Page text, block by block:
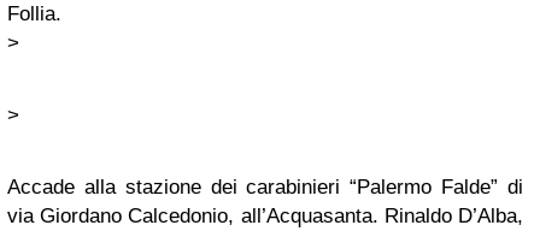
Follia.
>
>
Accade alla stazione dei carabinieri “Palermo Falde” di
via Giordano Calcedonio, all’Acquasanta. Rinaldo D’Alba,